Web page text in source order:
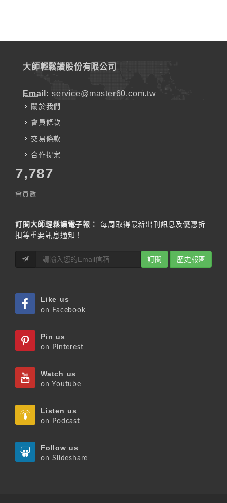
大師輕鬆讀股份有限公司
Email: service@master60.com.tw
關於我們
會員條款
交易條款
合作提案
7,787
會員數
訂閱大師輕鬆讀電子報：
每周取得最新出刊訊息及優惠折
扣等重要訊息通知！
訂閱 歷史報區
Like us
on Facebook
Pin us
on Pinterest
Watch us
on Youtube
Listen us
on Podcast
Follow us
on Slideshare